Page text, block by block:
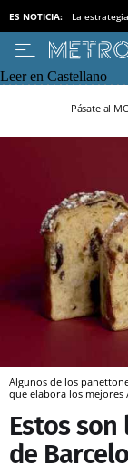
ES NOTICIA: La
Leer en Castellano
Pásate al
Algunos de los
que elabora los mejores /
Estos
de